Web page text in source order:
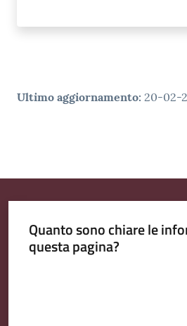
Ultimo aggiornamento: 20-02-
Quanto sono chiare le
questa pagina?